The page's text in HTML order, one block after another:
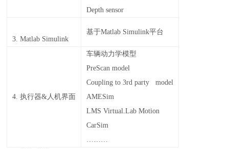
Depth sensor
3. Matlab Simulink
基于Matlab Simulink平台
4.执行器& 人机界面
车辆动力学模型
PreScan model
Coupling to 3rd party model
AMESim
LMS Virtual.Lab Motion
CarSim